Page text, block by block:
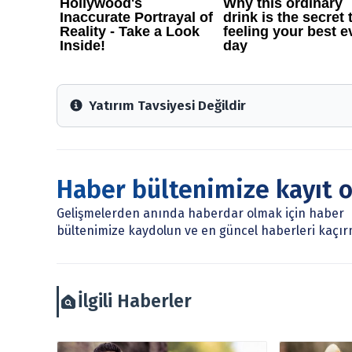
Yatırım Tavsiyesi Değildir
çerçevesinde sunulmaktadır.
Sitemizde bulunan bilgiler ve görüşler, sizin mali
burada yer alan bilgilere dayanarak, yatırım
Haber bültenimize kayıt
Gelişmelerden anında haberdar olmak için haber
bültenimize kaydolun ve en güncel haberleri
İlgili Haberler